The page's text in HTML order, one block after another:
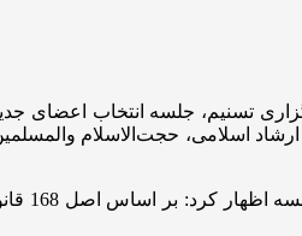
تسنیم، جلسه انتخاب اعضای
اسلامی، حجت‌الاسلام